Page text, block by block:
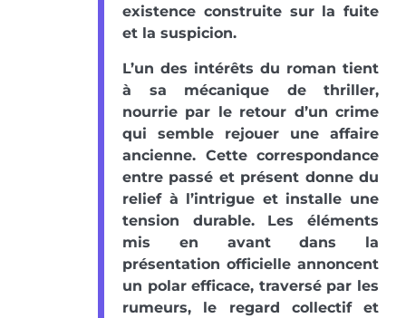
existence construite sur la fuite
et la suspicion.
L’un des intérêts du roman tient
à sa mécanique de thriller,
nourrie par le retour d’un crime
qui semble rejouer une affaire
ancienne. Cette correspondance
entre passé et présent donne du
relief à l’intrigue et installe une
tension durable. Les éléments
mis en avant dans la
présentation officielle annoncent
un polar efficace, traversé par les
rumeurs, le regard collectif et